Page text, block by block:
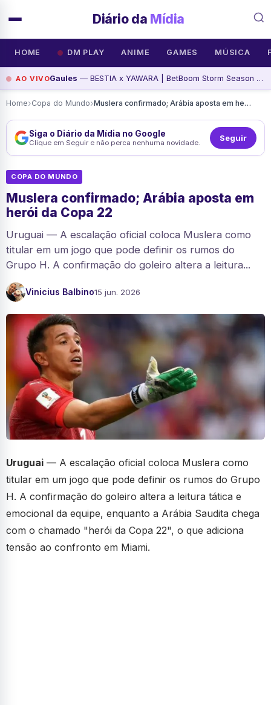
Diário da Mídia
HOME DM PLAY ANIME GAMES MÚSICA
AO VIVOGaules — BESTIA x YAWARA | BetBoom Storm Season 4 - Siga @Gaules nas redes sociais!, assista agora
Home›Copa do Mundo› Muslera confirmado; Arábia aposta em herói da Copa 22
Siga o Diário da Mídia no Google
Clique em Seguir e não perca nenhuma novidade. Seguir
COPA DO MUNDO
Muslera confirmado; Arábia aposta em
herói da Copa 22
Uruguai — A escalação oficial coloca Muslera como
titular em um jogo que pode definir os rumos do
Grupo H. A confirmação do goleiro altera a leitura...
Vinicius Balbino15 jun. 2026
Uruguai — A escalação oficial coloca Muslera como
titular em um jogo que pode definir os rumos do Grupo
H. A confirmação do goleiro altera a leitura tática e
emocional da equipe, enquanto a Arábia Saudita chega
com o chamado "herói da Copa 22", o que adiciona
tensão ao confronto em Miami.